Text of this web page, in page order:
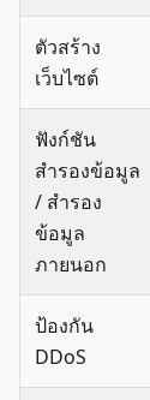
ตัวสร้าง
เว็บไซต์
ฟังก์ชัน
สำรองข้อมูล
/ สำรอง
ข้อมูล
ภายนอก
ป้องกัน
DDoS